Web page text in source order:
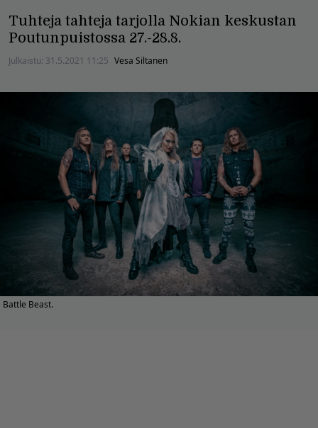
Tuhteja tahteja tarjolla Nokian keskustan
Poutunpuistossa 27.-28.8.
Julkaistu: 31.5.2021 11:25 Vesa Siltanen
Battle Beast.